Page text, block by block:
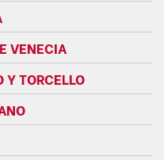
VENECIA
Y TORCELLO